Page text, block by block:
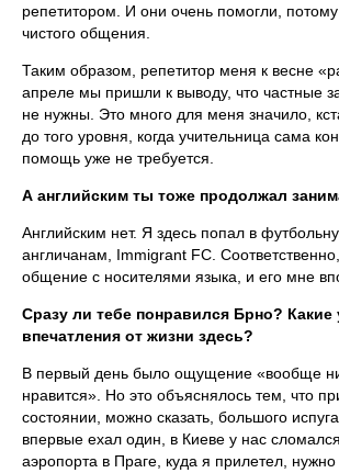
репетитором. И они очень помогли,
чистого общения.
Таким образом, репетитор меня к весне
апреле мы пришли к выводу, что частные
не нужны. Это много для меня значило,
до того уровня, когда учительница сама
помощь уже не требуется.
А английским ты тоже продолжал
Английским нет. Я здесь попал в
англичанам, Immigrant FC.
общение с носителями языка, и его мне
Сразу ли тебе понравился Брно? Какие
впечатления от жизни здесь?
В первый день было ощущение «вообще
нравится». Но это объяснялось тем, что
состоянии, можно сказать, большого
впервые ехал один, в Киеве у нас
аэропорта в Праге, куда я прилетел,